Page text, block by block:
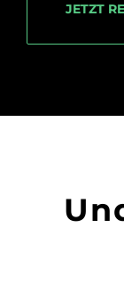
JETZT